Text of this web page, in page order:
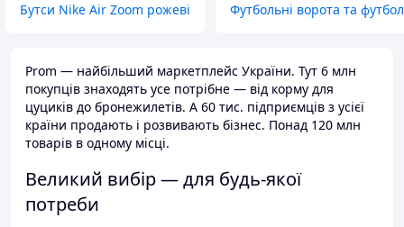
Бутси Nike Air Zoom рожеві Футбольні ворота та
Prom — найбільший маркетплейс України. Тут 6 млн
покупців знаходять усе потрібне — від корму для
цуциків до бронежилетів. А 60 тис. підприємців з усієї
країни продають і розвивають бізнес. Понад 120 млн
товарів в одному місці.
Великий вибір — для будь-якої
потреби